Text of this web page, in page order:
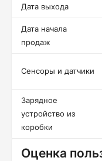
Дата выхода
Дата начала
продаж
Сенсоры и датчики
Зарядное
устройство из
коробки
Оценка